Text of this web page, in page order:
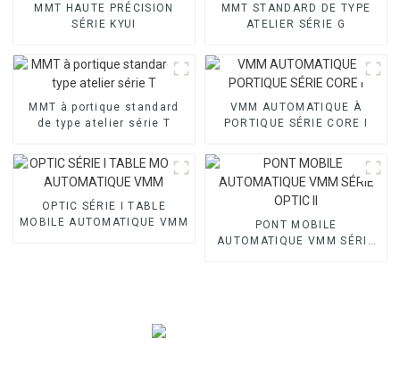
MMT HAUTE PRÉCISION
SÉRIE KYUI
MMT STANDARD DE TYPE
ATELIER SÉRIE G
MMT à portique standard
de type atelier série T
VMM AUTOMATIQUE À
PORTIQUE SÉRIE CORE I
OPTIC SÉRIE I TABLE
MOBILE AUTOMATIQUE VMM
PONT MOBILE
AUTOMATIQUE VMM SÉRIE